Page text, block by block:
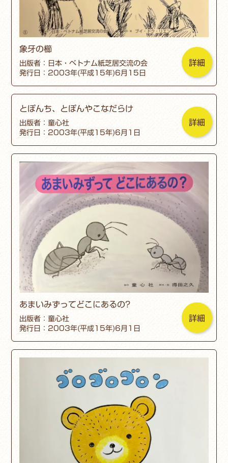
象牙の櫛
出版者：日本・ベトナム紙芝居交流の会
発行日：2003年(平成15年)6月15日
詳細
とぽんち、とぽんやこなだらけ
出版者：童心社
発行日：2003年(平成15年)6月1日
詳細
あまいみずってどこにあるの?
出版者：童心社
発行日：2003年(平成15年)6月1日
詳細